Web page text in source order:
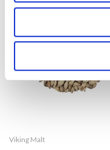
Viking Malt